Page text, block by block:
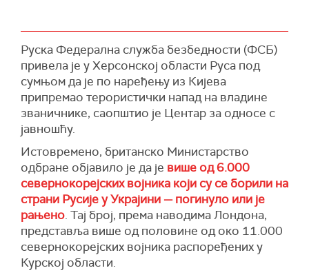
Руска Федерална служба безбедности (ФСБ)
привела је у Херсонској области Руса под
сумњом да је по наређењу из Кијева
припремао терористички напад на владине
званичнике, саопштио је Центар за односе с
јавношћу.
Истовремено, британско Министарство
одбране објавило је да је више од 6.000
севернокорејских војника који су се борили на
страни Русије у Украјини — погинуло или је
рањено. Тај број, према наводима Лондона,
представља више од половине од око 11.000
севернокорејских војника распоређених у
Курској области.